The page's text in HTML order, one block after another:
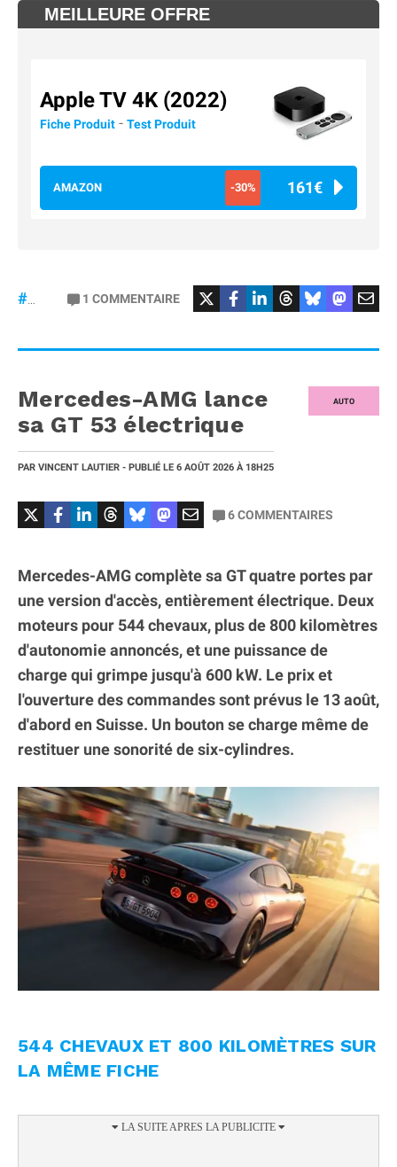
MEILLEURE OFFRE
Apple TV 4K (2022)
Fiche Produit - Test Produit
AMAZON -30% 161€
#DisneyPlus #Football #liga
1 COMMENTAIRE
AUTO
Mercedes-AMG lance
sa GT 53 électrique
PAR VINCENT LAUTIER - PUBLIÉ LE 6 AOÛT 2026 À 18H25
6COMMENTAIRES
Mercedes-AMG complète sa GT quatre portes par
une version d'accès, entièrement électrique. Deux
moteurs pour 544 chevaux, plus de 800 kilomètres
d'autonomie annoncés, et une puissance de
charge qui grimpe jusqu'à 600 kW. Le prix et
l'ouverture des commandes sont prévus le 13 août,
d'abord en Suisse. Un bouton se charge même de
restituer une sonorité de six-cylindres.
544 CHEVAUX ET 800 KILOMÈTRES SUR
LA MÊME FICHE